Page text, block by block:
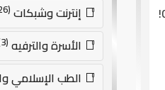
إنترنت وشبكات (26)
الأسرة والترفيه (3)
الطب الإسلامي